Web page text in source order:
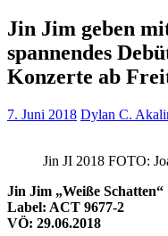
Jin Jim geben
spannendes
Konzerte ab
7. Juni 2018 Dylan C.
Jin JI 2018 FOTO:
Jin Jim „Weiße Schatten“
Label: ACT 9677-2
VÖ: 29.06.2018